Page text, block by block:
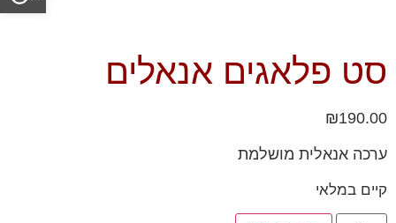
סט פלאגים אנאלים
₪190.00
ערכה אנאלית מושלמת
קיים במלאי